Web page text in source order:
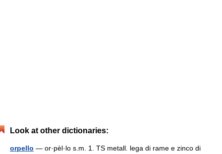
Look at other dictionaries:
orpello — or·pèl·lo s.m. 1. TS metall. lega di rame e zinco di